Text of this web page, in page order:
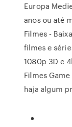
Europa
anos ou até
Filmes -
filmes e
1080p 3D e
Filmes
haja algum